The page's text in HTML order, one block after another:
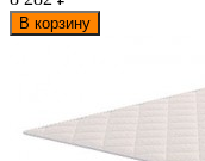
В корзину